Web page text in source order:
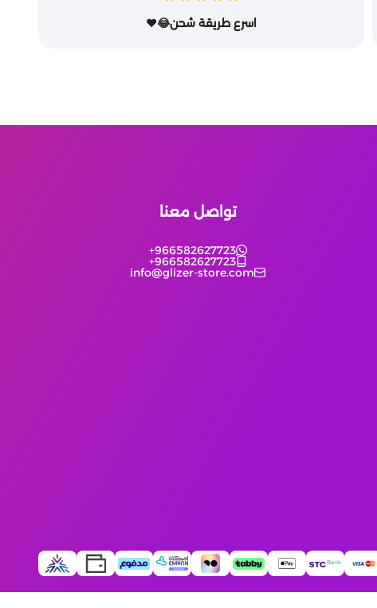
اسرع طريقة شحن😂❤️
تواصل معنا
+966582627723
+966582627723
info@glizer-store.com